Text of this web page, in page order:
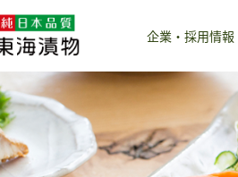
企業・採用情報